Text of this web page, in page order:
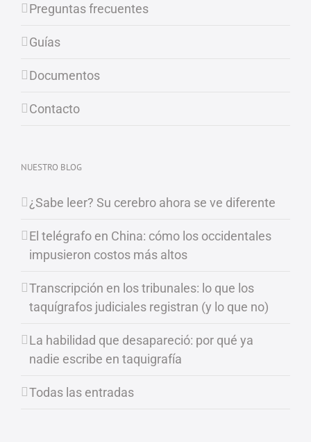
Preguntas frecuentes
Guías
Documentos
Contacto
NUESTRO BLOG
¿Sabe leer? Su cerebro ahora se ve diferente
El telégrafo en China: cómo los occidentales
impusieron costos más altos
Transcripción en los tribunales: lo que los
taquígrafos judiciales registran (y lo que no)
La habilidad que desapareció: por qué ya
nadie escribe en taquigrafía
Todas las entradas